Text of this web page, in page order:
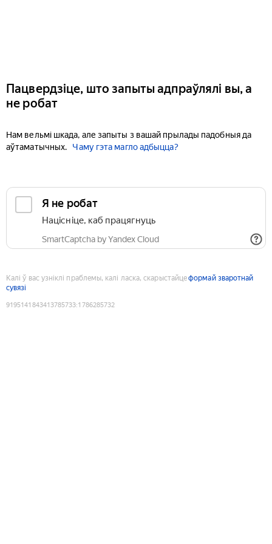
Пацвердзіце, што запыты адпраўлялі вы, а
не робат
Нам вельмі шкада, але запыты з вашай прылады падобныя да
аўтаматычных.
Чаму гэта магло адбыцца?
Я не робат
Націсніце, каб працягнуць
SmartCaptcha by Yandex Cloud
Калі ў вас узніклі праблемы, калі ласка, скарыстайцеформай зваротнай
сувязі
9195141843413785733:1786285732